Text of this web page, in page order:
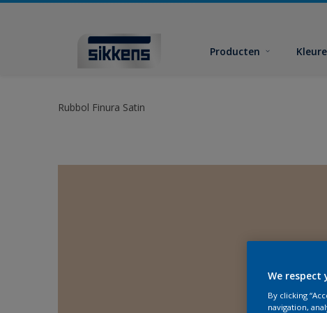
Producten
Rubbol Finura Satin
We respect
By clicking
navigation,